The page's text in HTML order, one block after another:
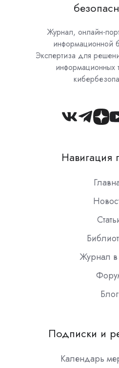
Журнал, онлайн-
информационной
Экспертиза для
информационных
Навигация
Журнал
Блог
Подписки и
Календарь